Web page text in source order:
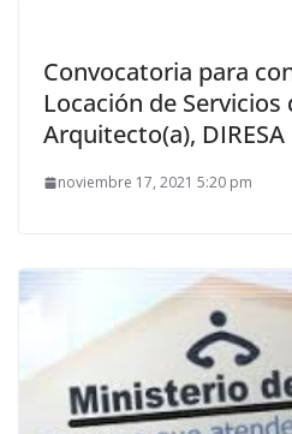
Convocatoria para
Locación de Servicios
Arquitecto(a), DIRESA
noviembre 17, 2021 5:20 pm